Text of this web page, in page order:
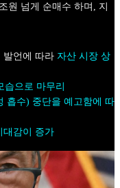
원 넘게 순매수 하며, 지
발언에 따라 자산 시장 상
습으로 마무리
흡수) 중단을 예고함에 따
대감이 증가